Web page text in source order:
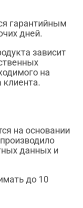
гарантийным
дней.
зависит
на
клиента.
на основании
данных и
до 10